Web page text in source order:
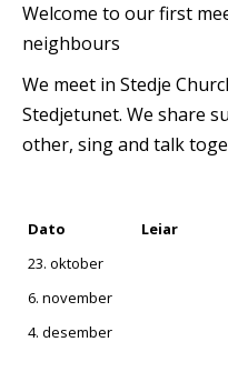
Welcome to our first
neighbours
We meet in Stedje
Stedjetunet. We share
other, sing and talk
Dato Leiar
23. oktober
6. november
4. desember